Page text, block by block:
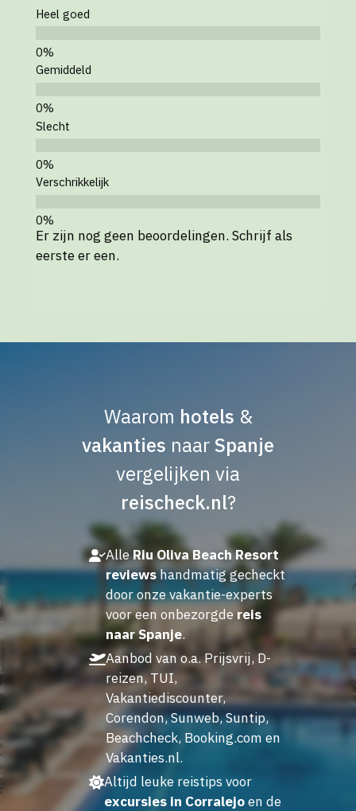
Heel goed
Gemiddeld
Slecht
Verschrikkelijk
Er zijn nog geen beoordelingen. Schrijf als
eerste er een.
Waarom hotels &
vakanties naarSpanje
vergelijken via
reischeck.nl?
AlleRiu Oliva Beach Resort
reviewshandmatig gecheckt
door onze vakantie-experts
voor een onbezorgde reis
naar Spanje.
Aanbod van o.a. Prijsvrij, D-
reizen, TUI,
Vakantiediscounter,
Corendon, Sunweb, Suntip,
Beachcheck, Booking.com en
Vakanties.nl.
Altijd leuke reistips voor
excursies in Corralejoen de